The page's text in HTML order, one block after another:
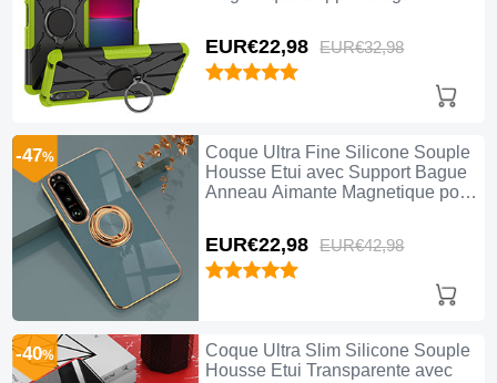
EUR€22,98 EUR€32,98
Coque Ultra Fine Silicone Souple
Housse Etui avec Support Bague
Anneau Aimante Magnetique pour
EUR€22,98 EUR€42,98
-47%
Coque Ultra Slim Silicone Souple
Housse Etui Transparente avec
-40%